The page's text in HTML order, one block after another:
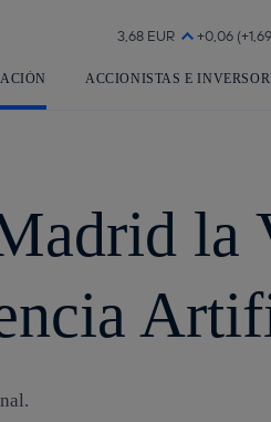
La acción en accionistas e
ACCIONISTAS E
la